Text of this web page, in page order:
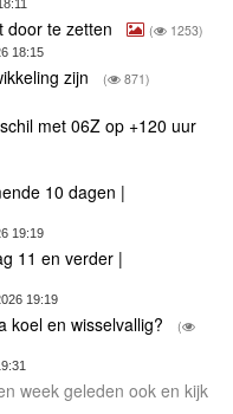
door te zetten ( 1253)
18:15
zijn ( 871)
met 06Z op +120 uur
10 dagen |
19:19
11 en verder |
19:19
koel en wisselvallig?
(
week geleden ook en kijk